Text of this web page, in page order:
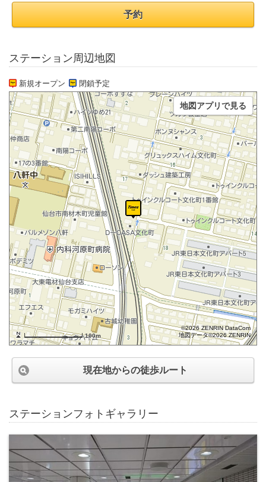
予約
ステーション周辺地図
新規オープン 閉鎖予定
100m
©2026 ZENRIN DataCom
地図データ©2026 ZENRIN
地図アプリで見る
現在地からの徒歩ルート
ステーションフォトギャラリー